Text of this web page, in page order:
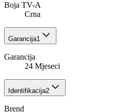
Boja TV-A
Crna
Garancija1
Garancija
24 Mjeseci
Identifikacija2
Brend